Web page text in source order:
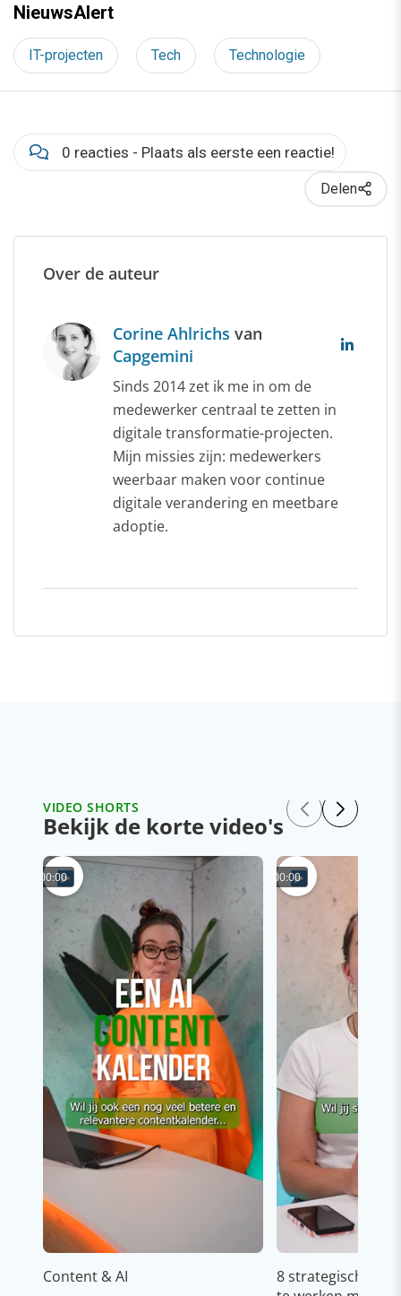
NieuwsAlert
IT-projecten Tech Technologie
0 reacties - Plaats als eerste een reactie!
Delen
Over de auteur
Corine Ahlrichs van
Capgemini
Sinds 2014 zet ik me in om de
medewerker centraal te zetten in
digitale transformatie-projecten.
Mijn missies zijn: medewerkers
weerbaar maken voor continue
digitale verandering en meetbare
adoptie.
VIDEO SHORTS
Bekijk de korte video's
00:00
Content & AI
00:00
8 strategische